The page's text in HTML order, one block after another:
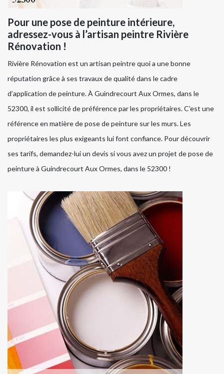
Pour une pose de peinture intérieure,
adressez-vous à l’artisan peintre Rivière
Rénovation !
Rivière Rénovation est un artisan peintre quoi a une bonne
réputation grâce à ses travaux de qualité dans le cadre
d’application de peinture. À Guindrecourt Aux Ormes, dans le
52300, il est sollicité de préférence par les propriétaires. C’est une
référence en matière de pose de peinture sur les murs. Les
propriétaires les plus exigeants lui font confiance. Pour découvrir
ses tarifs, demandez-lui un devis si vous avez un projet de pose de
peinture à Guindrecourt Aux Ormes, dans le 52300 !